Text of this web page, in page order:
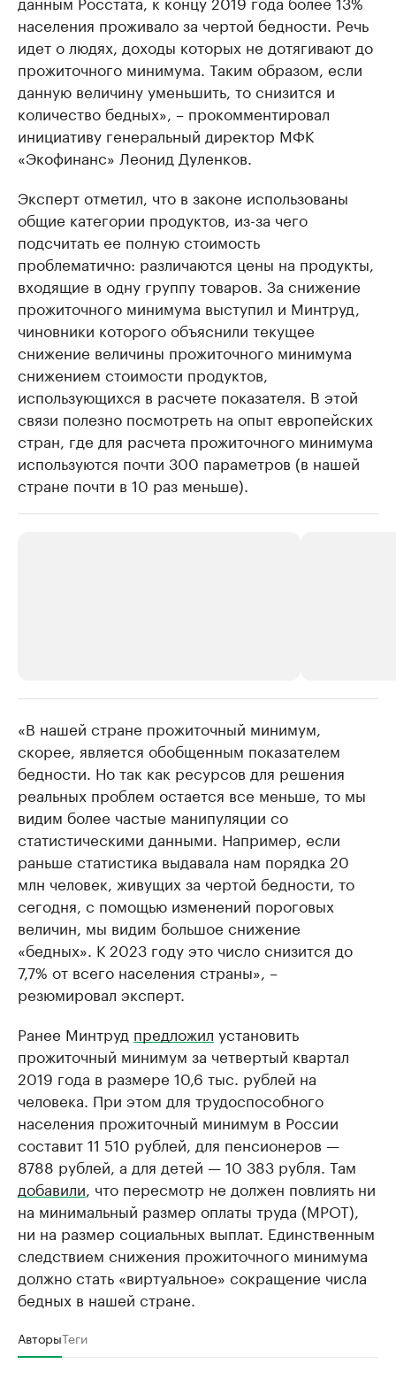
населения проживало за чертой бедности. Речь
идет о людях, доходы которых не дотягивают до
прожиточного минимума. Таким образом, если
данную величину уменьшить, то снизится и
количество бедных», – прокомментировал
инициативу генеральный директор МФК
«Экофинанс» Леонид Дуленков.
Эксперт отметил, что в законе использованы
общие категории продуктов, из-за чего
подсчитать ее полную стоимость
проблематично: различаются цены на продукты,
входящие в одну группу товаров. За снижение
прожиточного минимума выступил и Минтруд,
чиновники которого объяснили текущее
снижение величины прожиточного минимума
снижением стоимости продуктов,
использующихся в расчете показателя. В этой
связи полезно посмотреть на опыт европейских
стран, где для расчета прожиточного минимума
используются почти 300 параметров (в нашей
стране почти в 10 раз меньше).
Делитесь новостями бизнеса на РБК
Управляйте страницей компании и развивайте личные
бренды спикеров бизнеса
Крупнейшие
продавцы
Ознакомьтесь с
«В нашей стране прожиточный минимум,
скорее, является обобщенным показателем
бедности. Но так как ресурсов для решения
реальных проблем остается все меньше, то мы
видим более частые манипуляции со
статистическими данными. Например, если
раньше статистика выдавала нам порядка 20
млн человек, живущих за чертой бедности, то
сегодня, с помощью изменений пороговых
величин, мы видим большое снижение
«бедных». К 2023 году это число снизится до
7,7% от всего населения страны», –
резюмировал эксперт.
Ранее Минтруд предложил установить
прожиточный минимум за четвертый квартал
2019 года в размере 10,6 тыс. рублей на
человека. При этом для трудоспособного
населения прожиточный минимум в России
составит 11 510 рублей, для пенсионеров —
8788 рублей, а для детей — 10 383 рубля. Там
добавили, что пересмотр не должен повлиять ни
на минимальный размер оплаты труда (МРОТ),
ни на размер социальных выплат. Единственным
следствием снижения прожиточного минимума
должно стать «виртуальное» сокращение числа
бедных в нашей стране.
АвторыТеги